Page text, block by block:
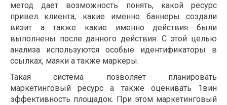
метод дает возможность понять, какой ресурс
привел клиента, какие именно баннеры создали
визит а также какие именно действия были
выполнены после данного действия. С этой целью
анализа используются особые идентификаторы в
ссылках, маяки а также маркеры.
Такая система позволяет планировать
маркетинговый ресурс а также оценивать 1вин
эффективность площадок. При этом маркетинговый